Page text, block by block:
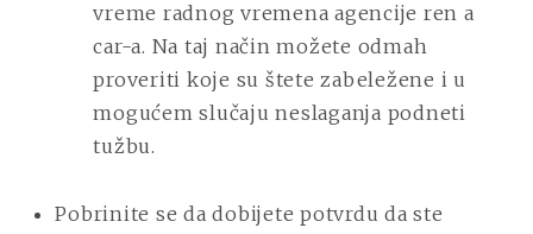
vreme radnog vremena agencije ren a
car-a. Na taj način možete odmah
proveriti koje su štete zabeležene i u
mogućem slučaju neslaganja podneti
tužbu.
Pobrinite se da dobijete potvrdu da ste